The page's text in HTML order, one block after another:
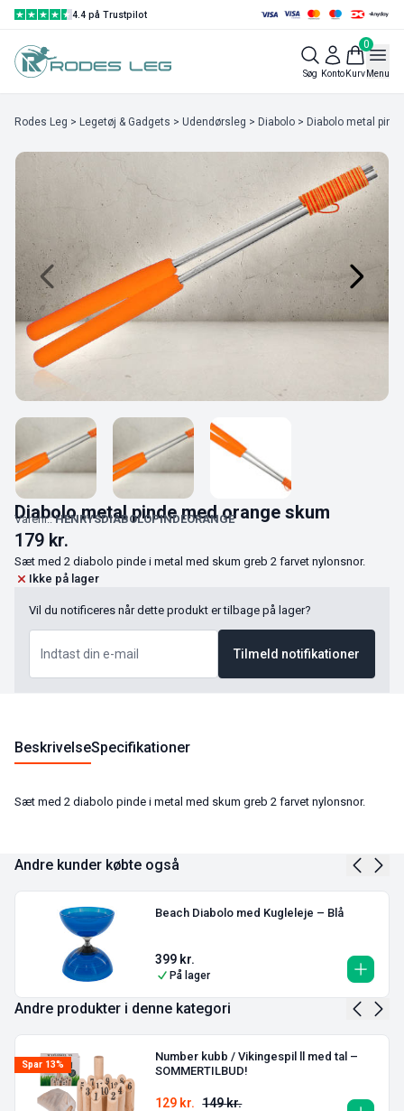
4.4 på Trustpilot
Søg Konto
0
KurvMenu
Rodes Leg > Legetøj & Gadgets > Udendørsleg > Diabolo > Diabolo metal
Diabolo metal pinde med orange skum
Varenr.:HENRYSDIABOLOPINDEORANGE
179 kr.
Sæt med 2 diabolo pinde i metal med skum greb 2 farvet nylonsnor.
Ikke på lager
Vil du notificeres når dette produkt er tilbage på lager?
Tilmeld notifikationer
BeskrivelseSpecifikationer
Sæt med 2 diabolo pinde i metal med skum greb 2 farvet nylonsnor.
Andre kunder købte også
Beach Diabolo med Kugleleje – Blå
399 kr.
På lager
Andre produkter i denne kategori
Spar 13%
Number kubb / Vikingespil ll med tal –
SOMMERTILBUD!
149kr.
129 kr.